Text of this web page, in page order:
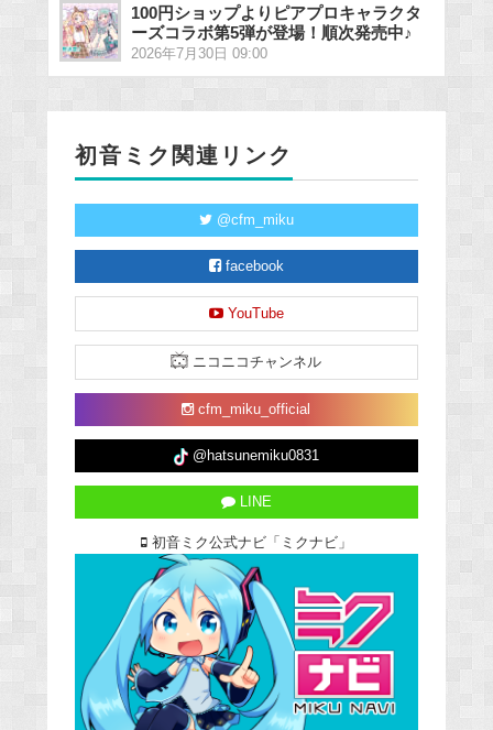
100円ショップよりピアプロキャラクタ
ーズコラボ第5弾が登場！順次発売中♪
2026年7月30日 09:00
初音ミク関連リンク
@cfm_miku
facebook
YouTube
ニコニコチャンネル
cfm_miku_official
@hatsunemiku0831
LINE
初音ミク公式ナビ「ミクナビ」